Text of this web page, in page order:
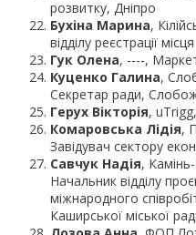
розвитку, Дніпро
Бухіна Марина,
відділу реєстрації
Гук Олена, ----,
Куценко Галина,
Секретар ради,
Герух Вікторія,
Комаровська Лідія,
Завідувач сектору
Савчук Надія,
Начальник відділу
міжнародного
Каширської міської